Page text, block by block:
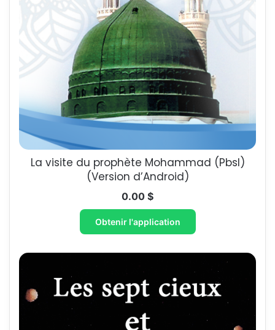
La visite du prophète Mohammad (Pbsl)
(Version d’Android)
0.00 $
Obtenir l'application